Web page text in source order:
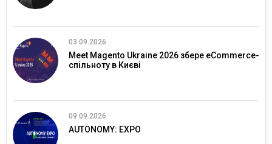
03.09.2026
Meet Magento Ukraine 2026 збере eCommerce-
спільноту в Києві
09.09.2026
AUTONOMY: EXPO